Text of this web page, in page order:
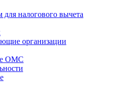
налогового вычета
организации
ОМС